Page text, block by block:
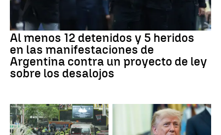
Al menos 12 detenidos y 5 heridos
en las manifestaciones de
Argentina contra un proyecto de ley
sobre los desalojos